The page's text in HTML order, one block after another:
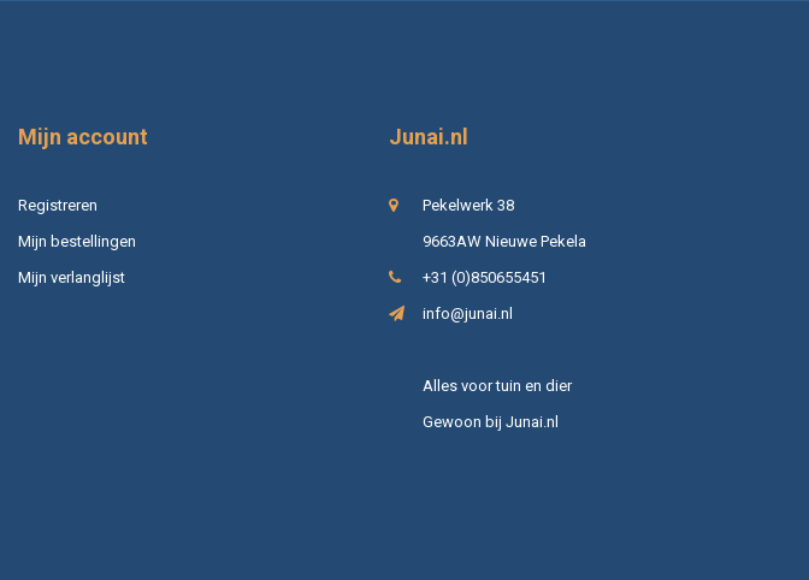
Mijn account
Registreren
Mijn bestellingen
Mijn verlanglijst
Junai.nl
Pekelwerk 38
9663AW Nieuwe Pekela
+31 (0)850655451
info@junai.nl
Alles voor tuin en dier
Gewoon bij Junai.nl